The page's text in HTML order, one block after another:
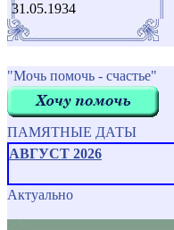
31.05.1934
"Мочь помочь - счастье"
ПАМЯТНЫЕ ДАТЫ
АВГУСТ 2026
Актуально